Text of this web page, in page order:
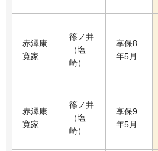
赤澤康
寬家
篠ノ井
（塩
崎）
享保8
年5月
赤澤康
寬家
篠ノ井
（塩
崎）
享保9
年5月